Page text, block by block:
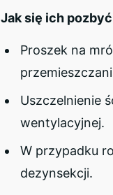
Jak się ich
Proszek na
Uszczelnienie
wentylacyjnej.
W przypadku
dezynsekcji.